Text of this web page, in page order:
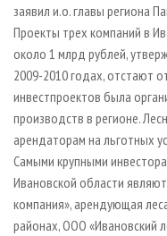
БИОЭНЕРГЕТИКА
ЦБП
ИНСТРУМЕНТ И
RUSSIAN FORESTRY
ГАЗЕТА
БИБЛИОТЕКА
заявил и.о. главы региона
Проекты трех компаний в
около 1 млрд рублей,
2009-2010 годах, отстают
инвестпроектов была
производств в регионе.
арендаторам на льготных
Самыми крупными
Ивановской области
компания», арендующая
районах, ООО «Ивановский